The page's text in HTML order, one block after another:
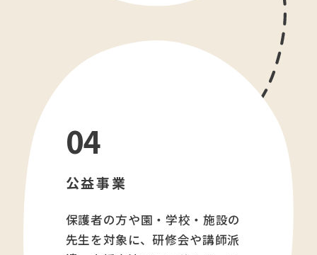
04
公益事業
保護者の方や園・学校・施設の
先生を対象に、研修会や講師派